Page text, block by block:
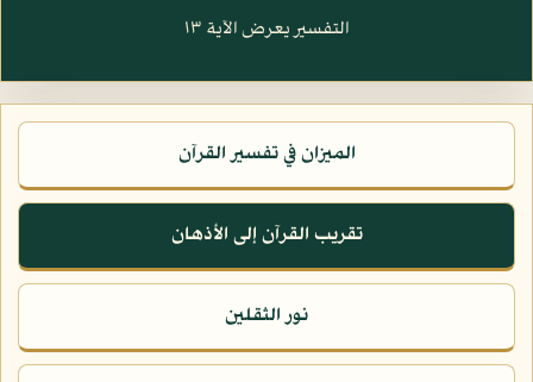
التفسير يعرض الآية ١٣
الميزان في تفسير القرآن
تقريب القرآن إلى الأذهان
نور الثقلين